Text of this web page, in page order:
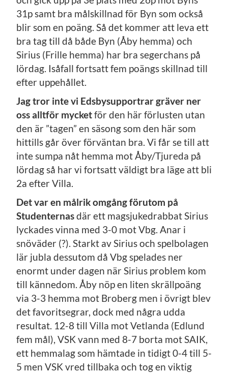
31p samt bra målskillnad för Byn som också
blir som en poäng. Så det kommer att leva ett
bra tag till då både Byn (Åby hemma) och
Sirius (Frille hemma) har bra segerchans på
lördag. Isåfall fortsatt fem poängs skillnad till
efter uppehållet.
Jag tror inte vi Edsbysupportrar gräver ner
oss alltför mycketför den här förlusten utan
den är ”tagen” en säsong som den här som
hittills går över förväntan bra. Vi får se till att
inte sumpa nåt hemma mot Åby/Tjureda på
lördag så har vi fortsatt väldigt bra läge att bli
2a efter Villa.
Det var en målrik omgång förutom på
Studenternasdär ett magsjukedrabbat Sirius
lyckades vinna med 3-0 mot Vbg. Anar i
snöväder (?). Starkt av Sirius och spelbolagen
lär jubla dessutom då Vbg spelades ner
enormt under dagen när Sirius problem kom
till kännedom. Åby nöp en liten skrällpoäng
via 3-3 hemma mot Broberg men i övrigt blev
det favoritsegrar, dock med några udda
resultat. 12-8 till Villa mot Vetlanda (Edlund
fem mål), VSK vann med 8-7 borta mot SAIK,
ett hemmalag som hämtade in tidigt 0-4 till 5-
5 men VSK vred tillbaka och tog en viktig